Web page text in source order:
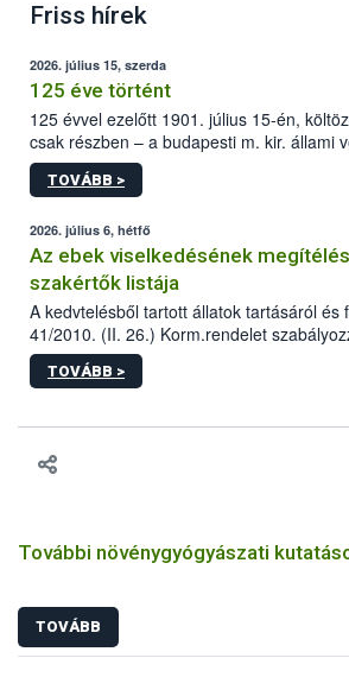
Friss hírek
2026. július 15, szerda
125 éve történt
125 évvel ezelőtt 1901. július 15-én,
csak részben – a budapesti m. kir. állami
állomás a Kis Rókus utca 15. szám alatti,
tervezett új épületébe.
TOVÁBB >
2026. július 6, hétfő
Az ebek viselkedésének
szakértők listája
A kedvtelésből tartott állatok tartásáról és
41/2010. (II. 26.) Korm.rendelet
sérülés, illetve ennek veszélye
hatósági feladatokat, valamint a veszélyes
vonni az ebek viselkedésének
TOVÁBB >
További növénygyógyászati
TOVÁBB